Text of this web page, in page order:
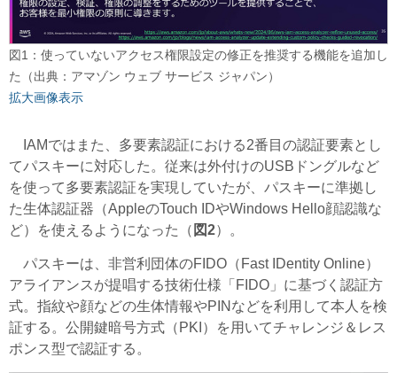
図1：使っていないアクセス権限設定の修正を推奨する機能を追加し
た（出典：アマゾン ウェブ サービス ジャパン）
拡大画像表示
IAMではまた、多要素認証における2番目の認証要素とし
てパスキーに対応した。従来は外付けのUSBドングルなど
を使って多要素認証を実現していたが、パスキーに準拠し
た生体認証器（AppleのTouch IDやWindows Hello顔認識な
ど）を使えるようになった（ 図2）。
パスキーは、非営利団体のFIDO（Fast IDentity Online）
アライアンスが提唱する技術仕様「FIDO」に基づく認証方
式。指紋や顔などの生体情報やPINなどを利用して本人を検
証する。公開鍵暗号方式（PKI）を用いてチャレンジ＆レス
ポンス型で認証する。